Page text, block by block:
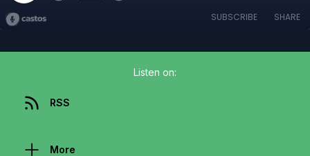
SUBSCRIBE SHARE
Listen on:
RSS
More